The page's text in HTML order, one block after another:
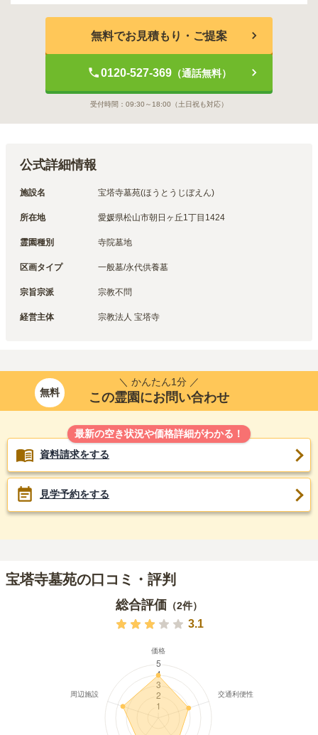
無料でお見積もり・ご提案
0120-527-369（通話無料）
受付時間： 09:30～18:00 （土日祝も対応）
公式詳細情報
施設名 宝塔寺墓苑(ほうとうじぼえん)
所在地 愛媛県松山市朝日ヶ丘1丁目1424
霊園種別 寺院墓地
区画タイプ 一般墓/永代供養墓
宗旨宗派 宗教不問
経営主体 宗教法人 宝塔寺
無料
＼ かんたん1分 ／
この霊園にお問い合わせ
最新の空き状況や価格詳細がわかる！
資料請求をする
見学予約をする
宝塔寺墓苑の口コミ・評判
総合評価 （2件）
3.1